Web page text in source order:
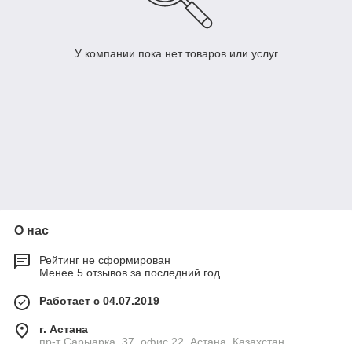
У компании пока нет товаров или услуг
О нас
Рейтинг не сформирован
Менее 5 отзывов за последний год
Работает с 04.07.2019
г. Астана